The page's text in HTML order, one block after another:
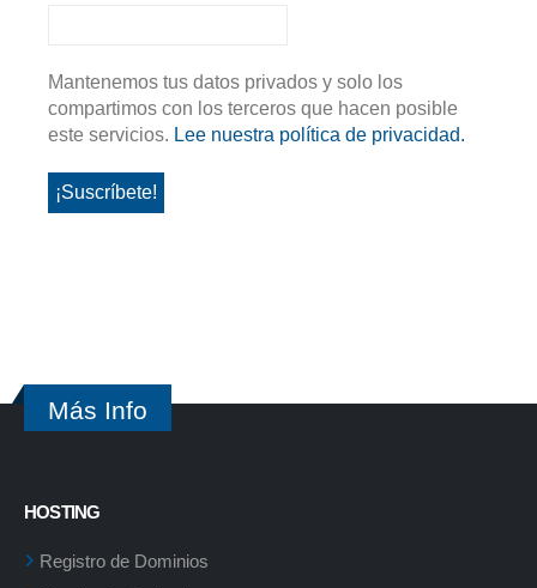
Mantenemos tus datos privados y solo los
compartimos con los terceros que hacen posible
este servicios. Lee nuestra política de privacidad.
Más Info
HOSTING
Registro de Dominios